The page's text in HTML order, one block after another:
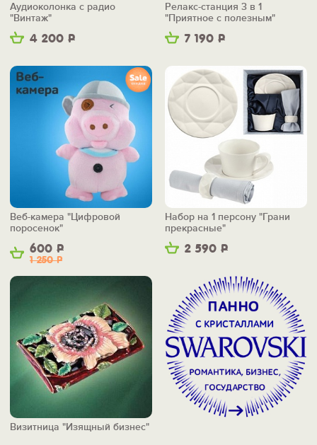
4 200 Р
Аудиоколонка с радио
"Винтаж"
7 190 Р
Релакс-станция 3 в 1
"Приятное с полезным"
600 Р
1 250Р
Веб-камера "Цифровой
поросенок"
2 590 Р
Набор на 1 персону "Грани
прекрасные"
Визитница "Изящный бизнес"